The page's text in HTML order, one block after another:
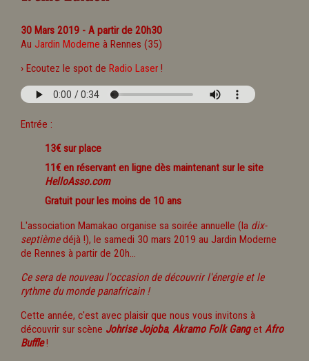
30 Mars 2019 - A partir de 20h30
Au Jardin Moderne à Rennes (35)
› Ecoutez le spot de Radio Laser !
Entrée :
13€ sur place
11€ en réservant en ligne dès maintenant sur le site
HelloAsso.com
Gratuit pour les moins de 10 ans
L'association Mamakao organise sa soirée annuelle (la dix-
septièmedéjà !), le samedi 30 mars 2019 au Jardin Moderne
de Rennes à partir de 20h...
Ce sera de nouveau l'occasion de découvrir l'énergie et le
rythme du monde panafricain !
Cette année, c'est avec plaisir que nous vous invitons à
découvrir sur scène Johrise Jojoba, Akramo Folk Ganget Afro
Buffle!